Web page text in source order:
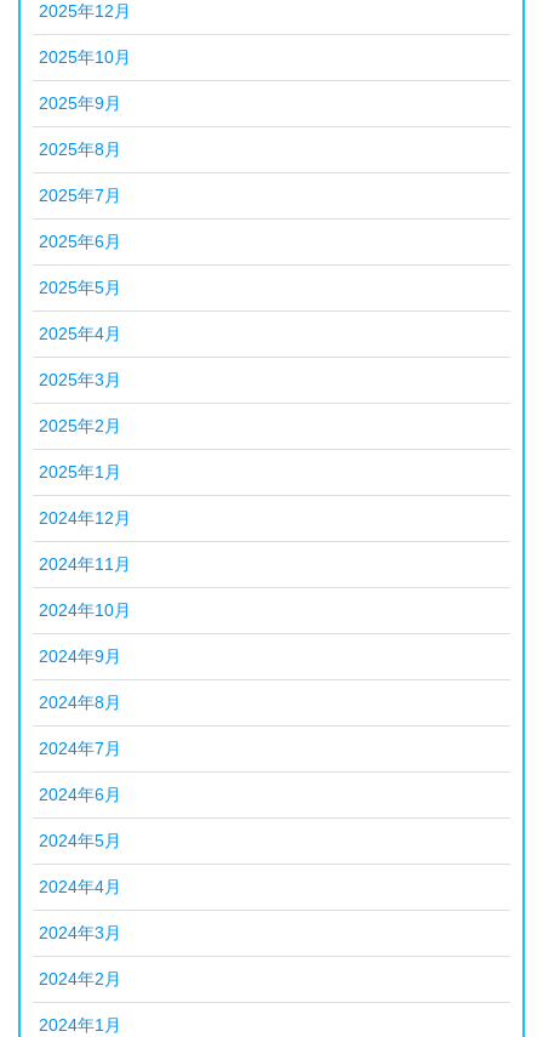
2025年12月
2025年10月
2025年9月
2025年8月
2025年7月
2025年6月
2025年5月
2025年4月
2025年3月
2025年2月
2025年1月
2024年12月
2024年11月
2024年10月
2024年9月
2024年8月
2024年7月
2024年6月
2024年5月
2024年4月
2024年3月
2024年2月
2024年1月